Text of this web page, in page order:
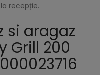
recepție.
si aragaz
Grill 200